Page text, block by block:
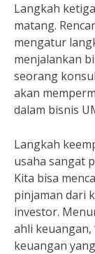
Langkah
matang.
mengatur
menjalankan
seorang
akan
dalam bisnis
Langkah
usaha sangat
Kita bisa
pinjaman dari
investor.
ahli
keuangan